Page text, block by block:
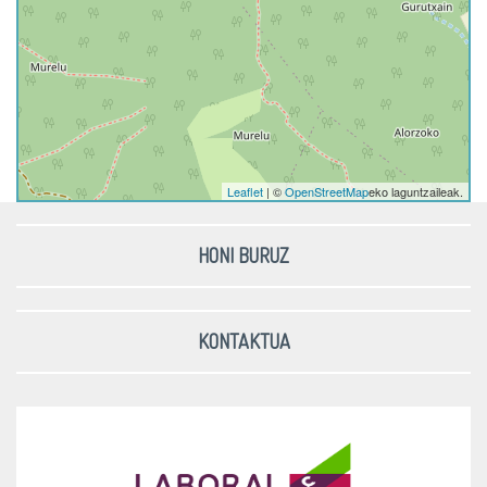
Leaflet | ©OpenStreetMapeko laguntzaileak.
HONI BURUZ
KONTAKTUA